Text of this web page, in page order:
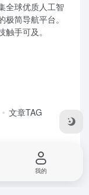
全球优质人工智
简导航平台。
手可及。
文章TAG
我的